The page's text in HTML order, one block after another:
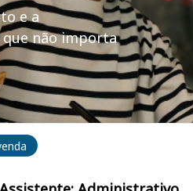
e a
que não importa